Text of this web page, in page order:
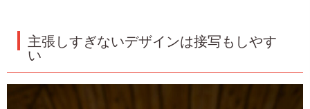
主張しすぎないデザインは接写もしやす
い